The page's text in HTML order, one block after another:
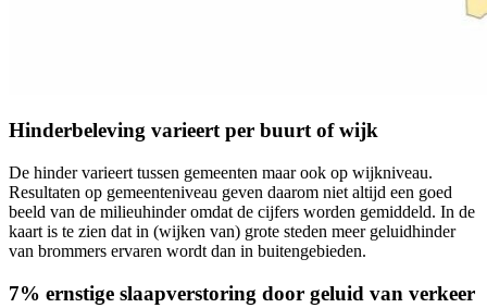
Hinderbeleving varieert per buurt of wijk
De hinder varieert tussen gemeenten maar ook op wijkniveau.
Resultaten op gemeenteniveau geven daarom niet altijd een goed
beeld van de milieuhinder omdat de cijfers worden gemiddeld. In de
kaart is te zien dat in (wijken van) grote steden meer geluidhinder
van brommers ervaren wordt dan in buitengebieden.
7% ernstige slaapverstoring door geluid van verkeer